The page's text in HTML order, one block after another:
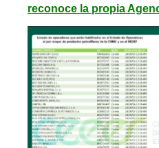
reconoce la propia